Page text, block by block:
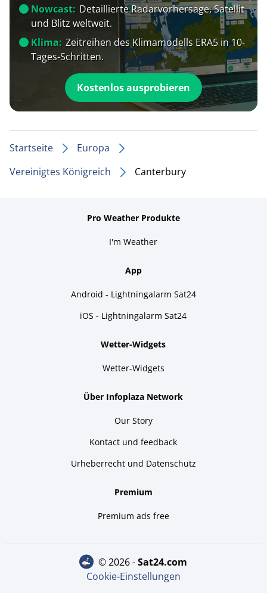
Nowcast: Detaillierte Radarvorhersage, Satellit
und Blitz weltweit.
Klima: Zeitreihen des Klimamodells ERA5 in 10-
Tages-Schritten.
Kostenlos ausprobieren
Startseite
Europa
Vereinigtes Königreich
Canterbury
Pro Weather Produkte
I'm Weather
App
Android - Lightningalarm Sat24
iOS - Lightningalarm Sat24
Wetter-Widgets
Wetter-Widgets
Über Infoplaza Network
Our Story
Kontact und feedback
Urheberrecht und Datenschutz
Premium
Premium ads free
© 2026 - sat24.com
Cookie-Einstellungen